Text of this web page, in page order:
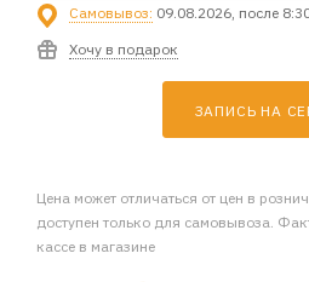
Самовывоз: 09.08.2026, после
Хочу в подарок
ЗАПИСЬ НА
Цена может отличаться от цен в
доступен только для самовывоза.
кассе в магазине